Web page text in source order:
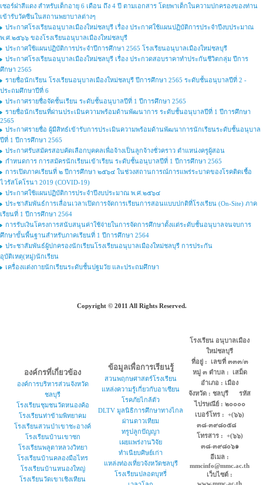
เซอร์ฝาสีแดง สำหรับเด็กอายุ 6 เดือน ถึง 4 ปี ตามเอกสาร โดยพาเด็กในความปกครองของท่าน
เข้ารับวัคซีนในสถานพยาบาลต่างๆ
ประกาศโรงเรียนอนุบาลเมืองใหม่ชลบุรี เรื่อง ประกาศใช้แผนปฏิบัติการประจำปีงบประมาณ
พ.ศ.๒๕๖๖ ของโรงเรียนอนุบาลเมืองใหม่ชลบุรี
ประกาศใช้แผนปฏิบัติการประจำปีการศึกษา 2565 โรงเรียนอนุบาลเมืองใหม่ชลบุรี
ประกาศโรงเรียนอนุบาลเมืองใหม่ชลบุรี เรื่อง ประกวดสอบราคาทำประกันชีวิตกลุ่ม ปีการ
ศึกษา 2565
รายชื่อนักเรียน โรงเรียนอนุบาลเมืองใหม่ชลบุรี ปีการศึกษา 2565 ระดับชั้นอนุบาลปีที่ 2 -
ประถมศึกษาปีที่ 6
ประกาศรายชื่อจัดชั้นเรียน ระดับชั้นอนุบาลปีที่ 1 ปีการศึกษา 2565
รายชื่อนักเรียนที่ผ่านประเมินความพร้อมด้านพัฒนาการ ระดับชั้นอนุบาลปีที่ 1 ปีการศึกษา
2565
ประกาศรายชื่อ ผู้มีสิทธ์เข้ารับการประเมินความพร้อมด้านพัฒนาการนักเรียนระดับชั้นอนุบาล
ปีที่ 1 ปีการศึกษา 2565
ประกาศรับสมัครสอบคัดเลือกบุคคลเพื่อจ้างเป็นลูกจ้างชั่วคราว ตำแหน่งครูผู้สอน
กำหนดการ การสมัครนักเรียนเข้าเรียน ระดับชั้นอนุบาลปีที่ 1 ปีการศึกษา 2565
การเปิดภาคเรียนที่ ๒ ปีการศึกษา ๒๕๖๔ ในช่วงสถานการณ์การแพร่ระบาดของโรคติดเชื้อ
ไวรัสโคโรนา 2019 (COVID-19)
ประกาศใช้แผนปฏิบัติการประจำปีงบประมาณ พ.ศ.๒๕๖๔
ประชาสัมพันธ์การเลื่อนเวลาเปิดการจัดการเรียนการสอนแบบปกติที่โรงเรียน (On-Site) ภาค
เรียนที่ 1 ปีการศึกษา 2564
การรับเงินโครงการสนับสนุนค่าใช้จ่ายในการจัดการศึกษาตั้งแต่ระดับชั้นอนุบาลจนจบการ
ศึกษาขั้นพื้นฐานสำหรับภาคเรียนที่ 1 ปีการศึกษา 2564
ประชาสัมพันธ์ผู้ปกครองนักเรียนโรงเรียนอนุบาลเมืองใหม่ชลบุรี การประกัน
อุบัติเหตุ(หมู่)นักเรียน
เครื่องแต่งกายนักเรียนระดับชั้นปฐมวัย และประถมศึกษา
Copyright © 2011 All Rights Reserved.
องค์กรที่เกี่ยวข้อง
องค์การบริหารส่วนจังหวัด
ชลบุรี
โรงเรียนชุมชนวัดหนองค้อ
โรงเรียนท่าข้ามพิทยาคม
โรงเรียนสวนป่าเขาชะอางค์
โรงเรียนบ้านเขาซก
โรงเรียนพลูตาหลวงวิทยา
โรงเรียนบ้านคลองมือไทร
โรงเรียนบ้านหนองใหญ่
โรงเรียนวัดเขาเชิงเทียน
ข้อมูลเพื่อการเรียนรู้
สวนพฤกษศาสตร์โรงเรียน
แหล่งความรู้เกี่ยวกับอาเซียน
โรคภัยไกล้ตัว
DLTV มูลนิธิการศึกษาทางไกล
ผ่านดาวเทียม
ทรูปลูกปัญญา
เผยแพร่งานวิจัย
ทำเนียบศิษย์เก่า
แหล่งท่องเที่ยวจังหวัดชลบุรี
โรงเรียนปลอดบุหรี่
โรงเรียน อนุบาลเมือง
ใหม่ชลบุรี
ที่อยู่ : เลขที่ ๓๓๓/๓
หมู่ ๓ ตำบล : เสม็ด
อำเภอ : เมือง
จังหวัด : ชลบุรี รหัส
ไปรษณีย์ : ๒๐๐๐๐
เบอร์โทร : +(๖๖)
๓๘-๓๙๘๐๕๘
โทรสาร : +(๖๖)
๓๘-๓๙๘๐๖๑
อีเมล :
mmcinfo@mmc.ac.th
เว็บไซต์ :
www.mmc.ac.th